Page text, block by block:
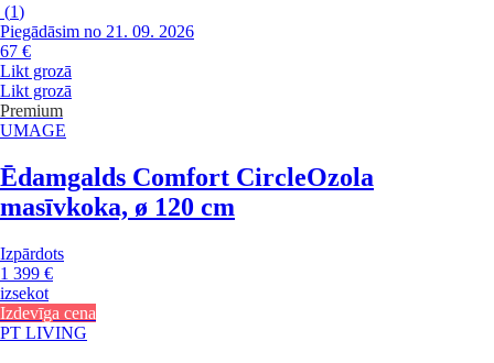
(1)
Piegādāsim no 21. 09. 2026
67 €
Likt grozā
Likt grozā
Premium
UMAGE
Ēdamgalds Comfort CircleOzola
masīvkoka, ø 120 cm
Izpārdots
1 399 €
izsekot
Izdevīga cena
PT LIVING